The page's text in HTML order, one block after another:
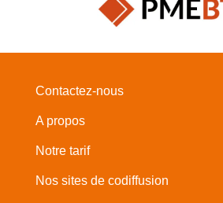
Contactez-nous
A propos
Notre tarif
Nos sites de codiffusion